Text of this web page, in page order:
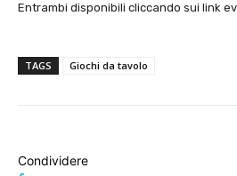
Entrambi disponibili cliccando sui link
TAGS Giochi da tavolo
Condividere